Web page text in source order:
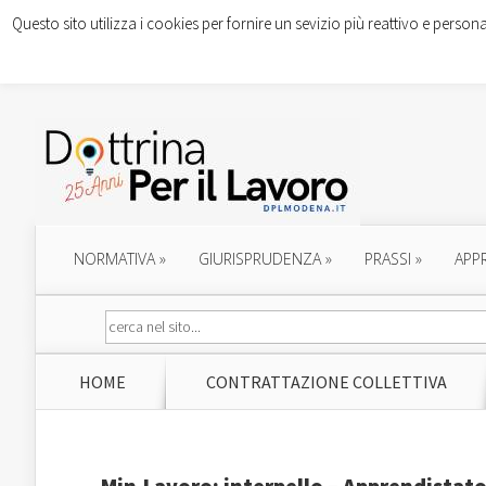
NORMATIVA» GIURISPRUDENZA» PRASSI »
HOME CONTRATTAZIONE COLLETTIVA
Questo sito utilizza i cookies per fornire un sevizio più reattivo e